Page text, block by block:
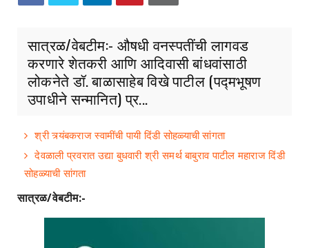
सात्रळ/वेबटीम:- औषधी वनस्पतींची लागवड
करणारे शेतकरी आणि आदिवासी बांधवांसाठी
लोकनेते डॉ. बाळासाहेब विखे पाटील (पद्मभूषण
उपाधीने सन्मानित) प्र...
श्री त्र्यंबकराज स्वामींची पायी दिंडी सोहळ्याची सांगता
देवळाली प्रवरात उद्या बुधवारी श्री समर्थ बाबुराव पाटील महाराज दिंडी
सोहळ्याची सांगता
सात्रळ/वेबटीम:-